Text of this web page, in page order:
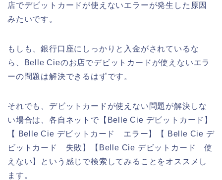
店でデビットカードが使えないエラーが発生した原因
みたいです。
もしも、銀行口座にしっかりと入金がされているな
ら、Belle Cieのお店でデビットカードが使えないエラ
ーの問題は解決できるはずです。
それでも、デビットカードが使えない問題が解決しな
い場合は、各自ネットで【Belle Cie デビットカード】
【 Belle Cie デビットカード エラー】【 Belle Cie デ
ビットカード 失敗】【Belle Cie デビットカード 使
えない】という感じで検索してみることをオススメし
ます。